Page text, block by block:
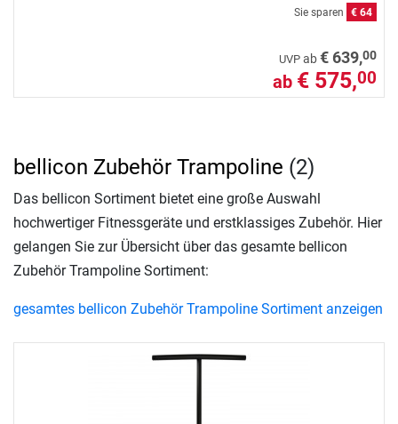
Sie sparen € 64
UVP ab€ 639,00
ab € 575,00
bellicon Zubehör Trampoline (2)
Das bellicon Sortiment bietet eine große Auswahl
hochwertiger Fitnessgeräte und erstklassiges Zubehör. Hier
gelangen Sie zur Übersicht über das gesamte bellicon
Zubehör Trampoline Sortiment:
gesamtes bellicon Zubehör Trampoline Sortiment anzeigen